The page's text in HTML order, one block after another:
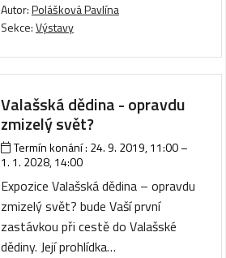
Autor:Polášková Pavlína
Sekce:Výstavy
Valašská dědina - opravdu
zmizelý svět?
Termín konání : 24. 9. 2019, 11:00–
1. 1. 2028, 14:00
Expozice Valašská dědina – opravdu
zmizelý svět? bude Vaší první
zastávkou při cestě do Valašské
dědiny. Její prohlídka…